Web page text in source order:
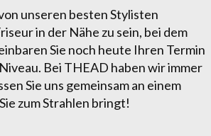
unseren besten Stylisten
in der Nähe zu sein, bei dem
Sie noch heute Ihren Termin
Bei THEAD haben wir immer
Sie uns gemeinsam an einem
zum Strahlen bringt!